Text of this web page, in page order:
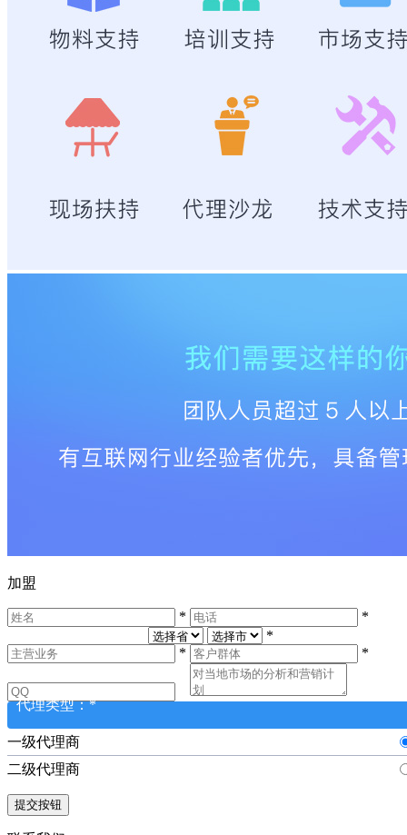
加盟
*
*
*
*
*
代理类型：*
一级代理商
二级代理商
提交按钮